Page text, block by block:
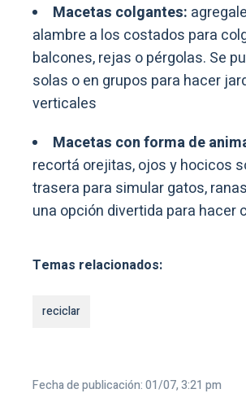
Macetas colgantes:
alambre a los costados para
balcones, rejas o pérgolas. Se
solas o en grupos para hacer
verticales
Macetas con forma de
recortá orejitas, ojos y hocicos
trasera para simular gatos,
una opción divertida para hacer
Temas relacionados:
reciclar
Fecha de publicación: 01/07, 3:21 pm